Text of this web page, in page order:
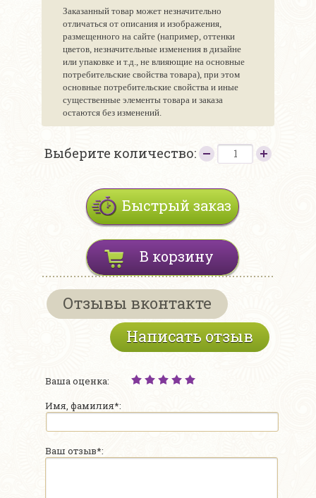
Заказанный товар может незначительно
отличаться от описания и изображения,
размещенного на сайте (например, оттенки
цветов, незначительные изменения в дизайне
или упаковке и т.д., не влияющие на основные
потребительские свойства товара), при этом
основные потребительские свойства и иные
существенные элементы товара и заказа
остаются без изменений.
Выберите количество:
Быстрый заказ
В корзину
Отзывы вконтакте
Написать отзыв
Ваша оценка:
Имя, фамилия*:
Ваш отзыв*: